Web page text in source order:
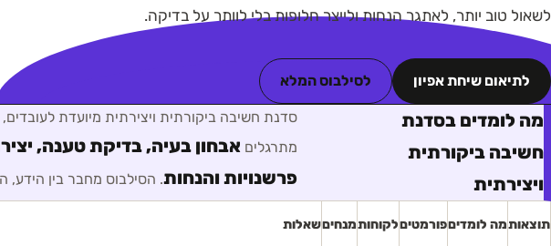
לשאול טוב יותר, לאתגר הנחות ולייצר חלופות בלי לוותר על בדיקה.
לתיאום שיחת אפיון לסילבוס המלא
מה לומדים בסדנת
חשיבה ביקורתית
ויצירתית
סדנת חשיבה ביקורתית ויצירתית מיועדת ל
מתרגלים אבחון בעיה, בדיקת טענה,
פרשנויות והנחות. הסילבוס מחבר בין הידע,
תוצאותמה לומדיםפורמטיםלקוחותמנחיםשאלות